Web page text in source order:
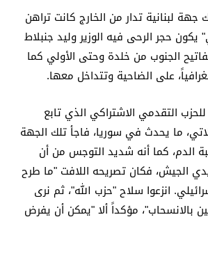
لبنانية تدار من الخارج كانت تراهن
حجر الرحى فيه الوزير وليد جنبلاط
الجنوب من خلدة وحتى الأولي كما
على الضاحية وتتداخل معها.
التقدمي الاشتراكي الذي تابع
ما يحدث في سوريا، فاجأ تلك الجهة
الدم، كما أنه شديد التوجس من أن
الجيش، فكان تصريحه اللافت "ما طرح
انزعوا سلاح "حزب الله"، ثم نرى
بالانسحاب"، مؤكداً ألا "يمكن أن يفرض